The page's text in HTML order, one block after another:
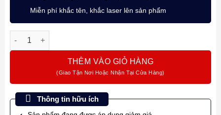
Miễn phí khắc tên, khắc laser lên sản phẩm
Bút Máy Ký Tên Sailor 1911S Profit Standard Maroon Đỏ Mận
THÊM VÀO GIỎ HÀNG
Thông tin hữu ích